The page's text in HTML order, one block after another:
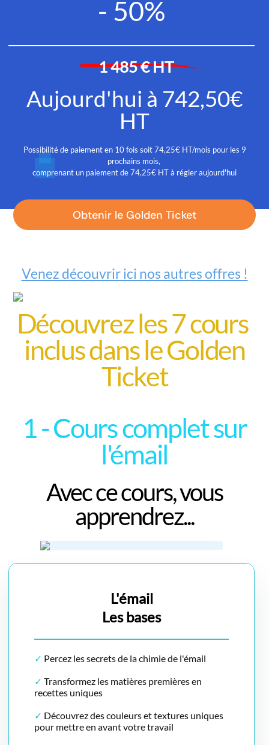
- 50%
1 485 € HT
Aujourd'hui à 742,50€
HT
Possibilité de paiement en 10 fois soit 74,25€ HT/mois pour les 9
prochains mois,
comprenant un paiement de 74,25€ HT à régler aujourd'hui
Obtenir le Golden Ticket
Venez découvrir ici nos autres offres !
Découvrez les 7 cours
inclus dans le Golden
Ticket
1 - Cours complet sur
l'émail
Avec ce cours, vous
apprendrez...
L'émail
Les bases
✓ Percez les secrets de la chimie de l'émail
✓ Transformez les matières premières en
recettes uniques
✓ Découvrez des couleurs et textures uniques
pour mettre en avant votre travail